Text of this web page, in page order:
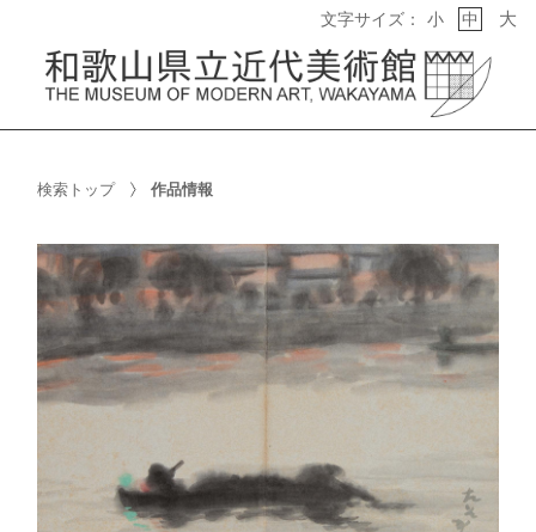
文字サイズ： 小 中 大
検索トップ 作品情報